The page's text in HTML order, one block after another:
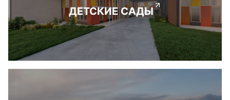
ДЕТСКИЕ САДЫ